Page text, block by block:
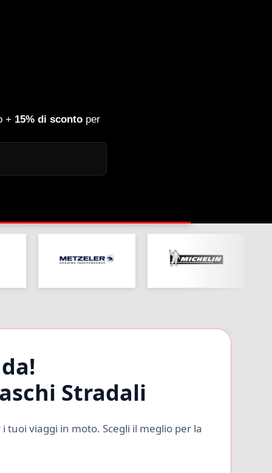
+ 15% di scontoper
Stradali
tuoi viaggi in moto. Scegli il meglio per la